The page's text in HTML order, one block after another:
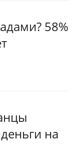
58%
на